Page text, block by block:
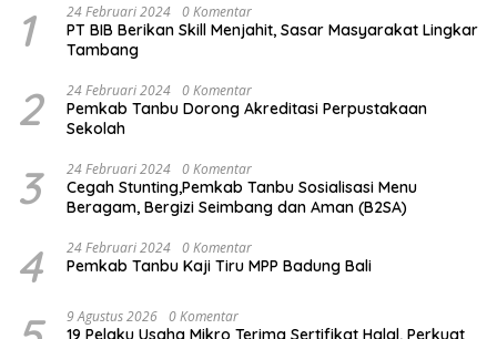
1 24 Februari 2024 0 Komentar
PT BIB Berikan Skill Menjahit, Sasar Masyarakat Lingkar
Tambang
2 24 Februari 2024 0 Komentar
Pemkab Tanbu Dorong Akreditasi Perpustakaan
Sekolah
3 24 Februari 2024 0 Komentar
Cegah Stunting,Pemkab Tanbu Sosialisasi Menu
Beragam, Bergizi Seimbang dan Aman (B2SA)
4 24 Februari 2024 0 Komentar
Pemkab Tanbu Kaji Tiru MPP Badung Bali
9 Agustus 2026 0 Komentar
19 Pelaku Usaha Mikro Terima Sertifikat Halal, Perkuat